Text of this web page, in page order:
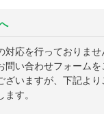
応を行っておりませ
問い合わせフォームを
ざいますが、下記よ
す。